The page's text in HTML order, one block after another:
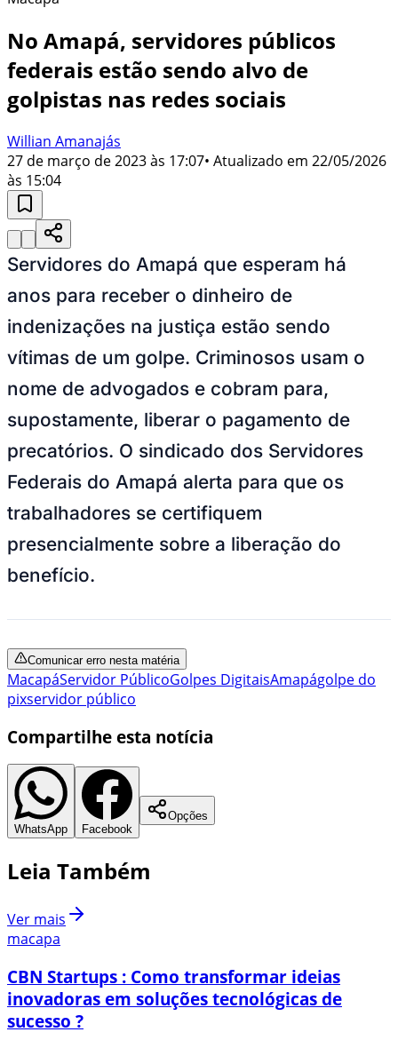
No Amapá, servidores públicos
federais estão sendo alvo de
golpistas nas redes sociais
Willian Amanajás
27 de março de 2023 às 17:07• Atualizado em 22/05/2026
às 15:04
Servidores do Amapá que esperam há
anos para receber o dinheiro de
indenizações na justiça estão sendo
vítimas de um golpe. Criminosos usam o
nome de advogados e cobram para,
supostamente, liberar o pagamento de
precatórios. O sindicado dos Servidores
Federais do Amapá alerta para que os
trabalhadores se certifiquem
presencialmente sobre a liberação do
benefício.
Comunicar erro nesta matéria
MacapáServidor PúblicoGolpes DigitaisAmapágolpe do
pixservidor público
Compartilhe esta notícia
WhatsApp Facebook
Opções
Leia Também
Ver mais
macapa
CBN Startups : Como transformar ideias
inovadoras em soluções tecnológicas de
sucesso ?